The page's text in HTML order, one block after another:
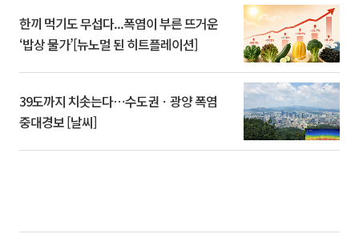
한끼 먹기도 무섭다...폭염이 부른 뜨거운
‘밥상 물가’[뉴노멀 된 히트플레이션]
39도까지 치솟는다⋯수도권ㆍ광양 폭염
중대경보 [날씨]